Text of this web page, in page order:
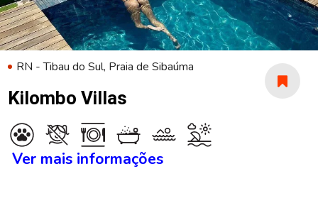
RN - Tibau do Sul, Praia de Sibaúma
Kilombo Villas
Ver mais informações